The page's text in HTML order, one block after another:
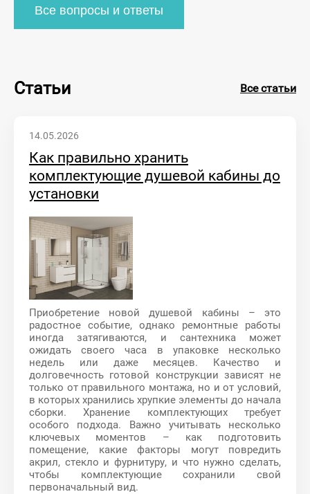
Все вопросы и ответы
Статьи Все статьи
14.05.2026
Как правильно хранить
комплектующие душевой кабины до
установки
Приобретение новой душевой кабины – это
радостное событие, однако ремонтные работы
иногда затягиваются, и сантехника может
ожидать своего часа в упаковке несколько
недель или даже месяцев. Качество и
долговечность готовой конструкции зависят не
только от правильного монтажа, но и от условий,
в которых хранились хрупкие элементы до начала
сборки. Хранение комплектующих требует
особого подхода. Важно учитывать несколько
ключевых моментов – как подготовить
помещение, какие факторы могут повредить
акрил, стекло и фурнитуру, и что нужно сделать,
чтобы комплектующие сохранили свой
первоначальный вид.